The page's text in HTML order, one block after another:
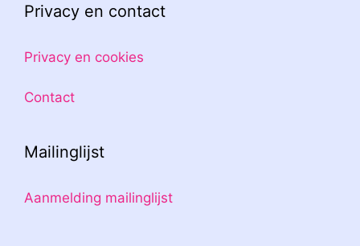
Privacy en contact
Privacy en cookies
Contact
Mailinglijst
Aanmelding mailinglijst